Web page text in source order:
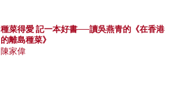
種菜得愛 記一本好書──讀吳燕青的《在香港
的離島種菜》
陳家偉